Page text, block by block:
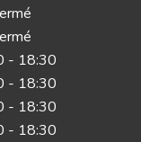
- 18:30
- 18:30
- 18:30
- 18:30